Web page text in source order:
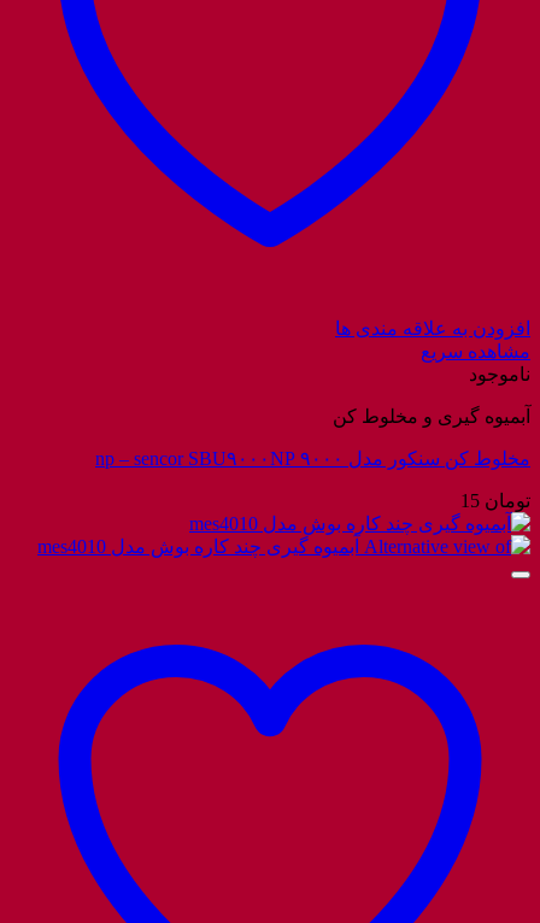
افزودن به علاقه مندی ها
مشاهده سریع
ناموجود
آبمیوه گیری و مخلوط کن
مخلوط کن سنکور مدل ۹۰۰۰ np – sencor SBU۹۰۰۰NP
تومان